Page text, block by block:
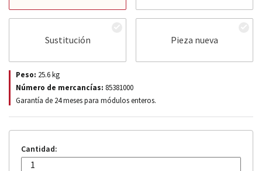
Sustitución Pieza nueva
Peso: 25.6kg
Número de mercancías: 85381000
Garantía de 24 meses para módulos enteros.
Cantidad: